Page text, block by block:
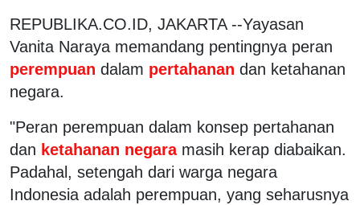
REPUBLIKA.CO.ID, JAKARTA --Yayasan
Vanita Naraya memandang pentingnya peran
perempuan dalam pertahanan dan ketahanan
negara.
"Peran perempuan dalam konsep pertahanan
dan ketahanan negara masih kerap diabaikan.
Padahal, setengah dari warga negara
Indonesia adalah perempuan, yang seharusnya